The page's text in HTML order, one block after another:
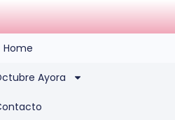
Home
Ayora